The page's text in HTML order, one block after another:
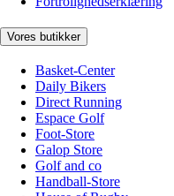
Vores butikker
Basket-Center
Daily Bikers
Direct Running
Espace Golf
Foot-Store
Galop Store
Golf and co
Handball-Store